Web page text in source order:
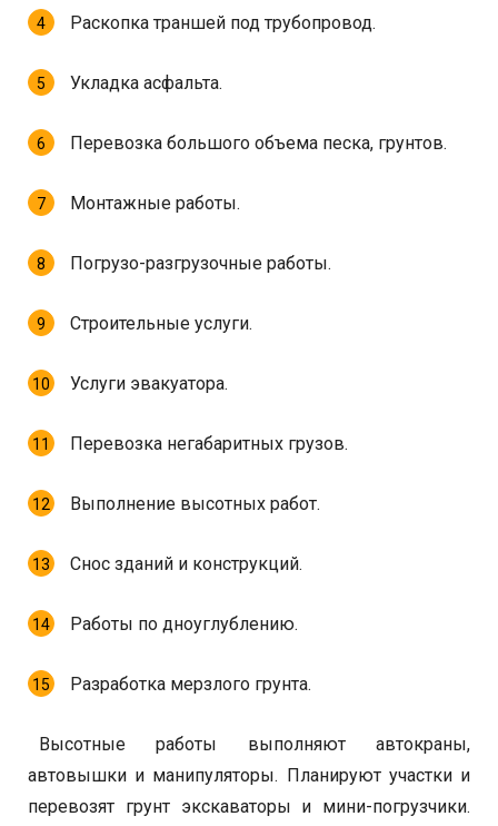
Раскопка траншей под трубопровод.
Укладка асфальта.
Перевозка большого объема песка, грунтов.
Монтажные работы.
Погрузо-разгрузочные работы.
Строительные услуги.
Услуги эвакуатора.
Перевозка негабаритных грузов.
Выполнение высотных работ.
Снос зданий и конструкций.
Работы по дноуглублению.
Разработка мерзлого грунта.
Высотные работы выполняют автокраны,
автовышки и манипуляторы. Планируют участки и
перевозят грунт экскаваторы и мини-погрузчики.